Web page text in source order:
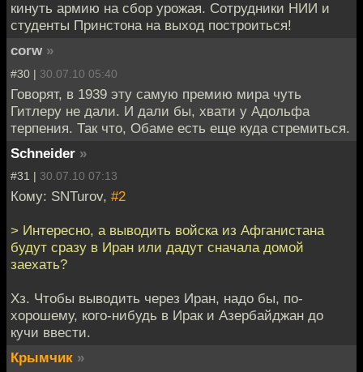
кинуть армию на сбор урожая. Сотрудники НИИ и
студенты Принстона на выход построиться!
corw »
#30 | 30.07.10 05:40
Говорят, в 1939 эту самую премию мира чуть
Гитлеру не дали. И дали бы, хвати у Адольфа
терпения. Так что, Обаме есть еще куда стремиться.
Schneider »
#31 | 30.07.10 07:13
Кому: SNTurov, #2
> Интересно, а выводить войска из Афганистана
будут сразу в Иран или дадут сначала домой
заехать?
Хз. Чтобы выводить через Иран, надо бы, по-
хорошему, кого-нибудь в Ирак и Азербайджан до
кучи ввести.
Крымчик »